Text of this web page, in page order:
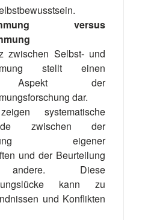
versus
zwischen Selbst- und
stellt einen
Aspekt der
dar.
systematische
zwischen der
eigener
und der Beurteilung
Diese
kann zu
und Konflikten